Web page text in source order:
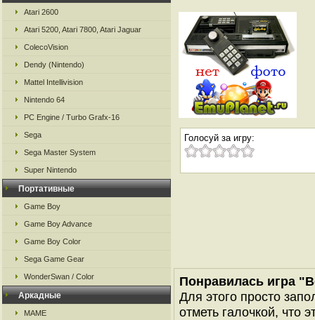
Atari 2600
Atari 5200, Atari 7800, Atari Jaguar
ColecoVision
Dendy (Nintendo)
Mattel Intellivision
Nintendo 64
PC Engine / Turbo Grafx-16
Sega
Sega Master System
Super Nintendo
Портативные
Game Boy
Game Boy Advance
Game Boy Color
Sega Game Gear
WonderSwan / Color
Аркадные
MAME
Голосуй за игру:
Понравилась игра
Для этого просто
отметь галочкой, что